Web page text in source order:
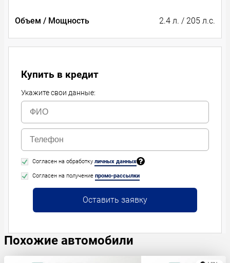
Объем / Мощность 2.4 л. / 205 л.с.
Купить в кредит
Укажите свои данные:
Согласен на обработку личных данных
Согласен на получение промо-рассылки
Оставить заявку
Похожие автомобили